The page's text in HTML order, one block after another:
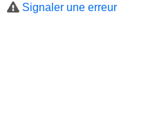
Signaler une erreur